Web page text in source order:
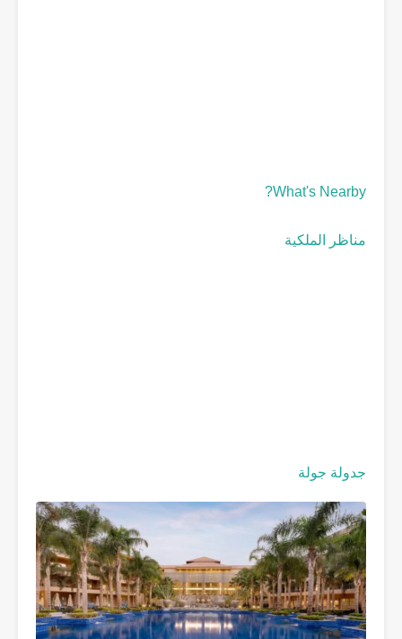
What's Nearby?
مناظر الملكية
جدولة جولة